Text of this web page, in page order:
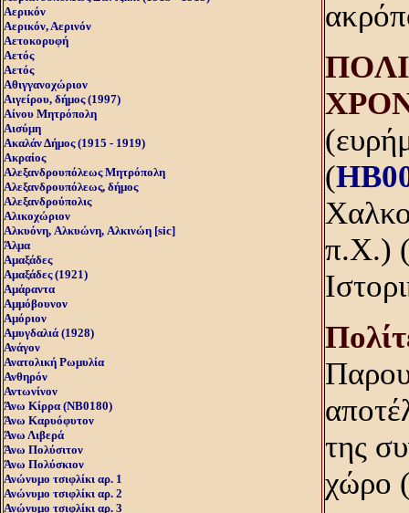
Αερικόν
Αερικόν, Αερινόν
Αετοκορυφή
Αετός
Αετός
Αθιγγανοχώριον
Αιγείρου, δήμος (1997)
Αίνου Μητρόπολη
Αισύμη
Ακαλάν Δήμος (1915 - 1919)
Ακραίος
Αλεξανδρουπόλεως Μητρόπολη
Αλεξανδρουπόλεως, δήμος
Αλεξανδρούπολις
Αλικοχώριον
Αλκυόνη, Aλκυώνη, Aλκινώη [sic]
Άλμα
Αμαξάδες
Αμαξάδες (1921)
Αμάραντα
Αμμόβουνον
Αμόριον
Αμυγδαλιά (1928)
Ανάγον
Ανατολική Ρωμυλία
Ανθηρόν
Αντωνίνον
Άνω Kίρρα (NB0180)
Άνω Καρυόφυτον
Άνω Λιβερά
Άνω Πολύσιτον
Άνω Πολύσκιον
Ανώνυμο τσιφλίκι αρ. 1
Ανώνυμο τσιφλίκι αρ. 2
Ανώνυμο τσιφλίκι αρ. 3
(
π.Χ.)
της
χώρο